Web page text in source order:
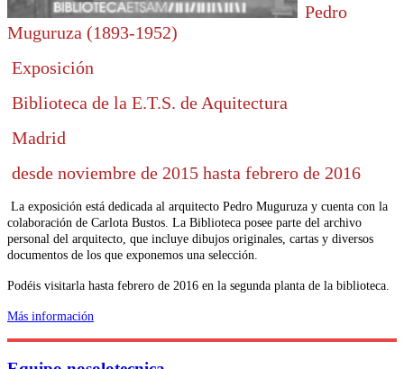
Pedro
Muguruza (1893-1952)
Exposición
Biblioteca de la E.T.S. de Aquitectura
Madrid
desde noviembre de 2015 hasta febrero de 2016
La exposición está dedicada al arquitecto Pedro Muguruza y cuenta con la
colaboración de Carlota Bustos. La Biblioteca posee parte del archivo
personal del arquitecto, que incluye dibujos originales, cartas y diversos
documentos de los que exponemos una selección.
Podéis visitarla hasta febrero de 2016 en la segunda planta de la biblioteca.
Más información